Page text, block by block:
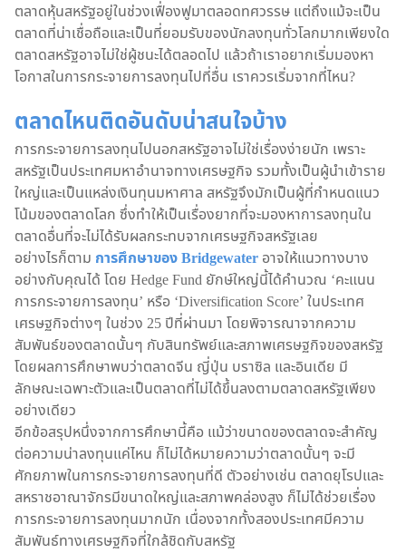
ตลาดหุ้นสหรัฐอยู่ในช่วงเฟื่องฟูมาตลอดทศวรรษ แต่ถึงแม้จะเป็น
ตลาดที่น่าเชื่อถือและเป็นที่ยอมรับของนักลงทุนทั่วโลกมากเพียงใด
ตลาดสหรัฐอาจไม่ใช่ผู้ชนะได้ตลอดไป แล้วถ้าเราอยากเริ่มมองหา
โอกาสในการกระจายการลงทุนไปที่อื่น เราควรเริ่มจากที่ไหน?
ตลาดไหนติดอันดับน่าสนใจบ้าง
การกระจายการลงทุนไปนอกสหรัฐอาจไม่ใช่เรื่องง่ายนัก เพราะ
สหรัฐเป็นประเทศมหาอำนาจทางเศรษฐกิจ รวมทั้งเป็นผู้นำเข้าราย
ใหญ่และเป็นแหล่งเงินทุนมหาศาล สหรัฐจึงมักเป็นผู้ที่กำหนดแนว
โน้มของตลาดโลก ซึ่งทำให้เป็นเรื่องยากที่จะมองหาการลงทุนใน
ตลาดอื่นที่จะไม่ได้รับผลกระทบจากเศรษฐกิจสหรัฐเลย
อย่างไรก็ตาม การศึกษาของ Bridgewater อาจให้แนวทางบาง
อย่างกับคุณได้ โดย Hedge Fund ยักษ์ใหญ่นี้ได้คำนวณ ‘คะแนน
การกระจายการลงทุน’ หรือ ‘Diversification Score’ ในประเทศ
เศรษฐกิจต่างๆ ในช่วง 25 ปีที่ผ่านมา โดยพิจารณาจากความ
สัมพันธ์ของตลาดนั้นๆ กับสินทรัพย์และสภาพเศรษฐกิจของสหรัฐ
โดยผลการศึกษาพบว่าตลาดจีน ญี่ปุ่น บราซิล และอินเดีย มี
ลักษณะเฉพาะตัวและเป็นตลาดที่ไม่ได้ขึ้นลงตามตลาดสหรัฐเพียง
อย่างเดียว
อีกข้อสรุปหนึ่งจากการศึกษานี้คือ แม้ว่าขนาดของตลาดจะสำคัญ
ต่อความน่าลงทุนแค่ไหน ก็ไม่ได้หมายความว่าตลาดนั้นๆ จะมี
ศักยภาพในการกระจายการลงทุนที่ดี ตัวอย่างเช่น ตลาดยุโรปและ
สหราชอาณาจักรมีขนาดใหญ่และสภาพคล่องสูง ก็ไม่ได้ช่วยเรื่อง
การกระจายการลงทุนมากนัก เนื่องจากทั้งสองประเทศมีความ
สัมพันธ์ทางเศรษฐกิจที่ใกล้ชิดกับสหรัฐ